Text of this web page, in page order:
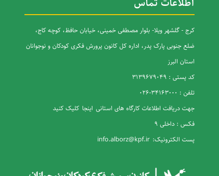
اطلاعات تماس
کرج - گلشهر ویلا- بلوار مصطفی خمینی، خیابان حافظ، کوچه کاج،
ضلع جنوبی پارک پدر، اداره کل کانون پرورش فکری کودکان و نوجوانان
استان البرز
کد پستی : 3139679049
تلفن : 34163000-026
جهت دریافت اطلاعات کارگاه های استانی اینجا کلیک کنید
فکس : داخلی 9
پست الکترونیک: info.alborz@kpf.ir